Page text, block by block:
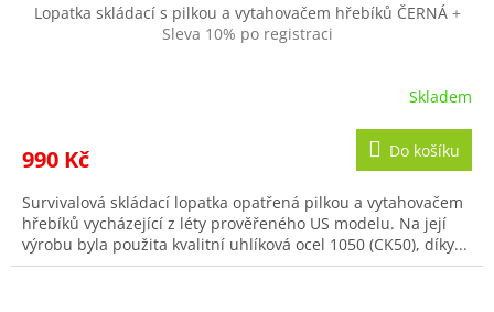
Lopatka skládací s pilkou a vytahovačem hřebíků ČERNÁ +
Sleva 10% po registraci
Skladem
990 Kč Do košíku
Survivalová skládací lopatka opatřená pilkou a vytahovačem
hřebíků vycházející z léty prověřeného US modelu. Na její
výrobu byla použita kvalitní uhlíková ocel 1050 (CK50), díky...